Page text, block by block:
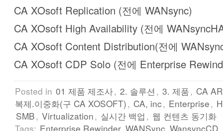
CA XOsoft Replication (전에 WANsync)
CA XOsoft High Availability (전에
CA XOsoft Content Distribution(전에
CA XOsoft CDP Solo (전에 Enterprise
Posted in 01 제품 제조사, 2. 솔루션 , 3. 제품, CA
복제.이중화(구 CA XOSOFT), CA, inc, Enterprise,
SMB, Virtualization, 실시간 백업 , 웹 컨텐츠 동기화
Tags: Enterprise Rewinder WANSync WansyncCD